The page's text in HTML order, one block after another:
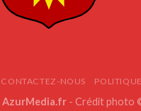
CONTACTEZ-NOUS
AzurMedia.fr- Crédit photo